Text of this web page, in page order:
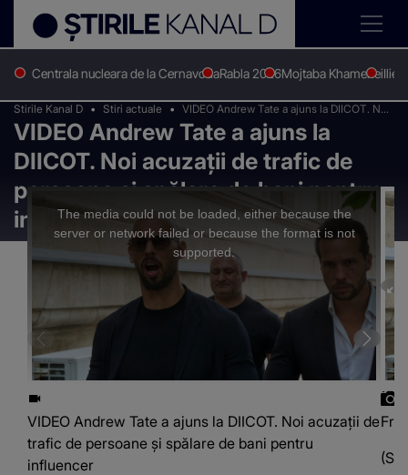
Centrala nucleara de la CernavodaRabla 2026Mojtaba KhameneiIlie
Stirile Kanal D Stiri actuale
VIDEO Andrew Tate a ajuns la DIICOT. Noi
acuzații de trafic de persoane și spălare de
bani pentru influencer
VIDEO Andrew Tate a ajuns la
DIICOT. Noi acuzații de trafic de
persoane și spălare de bani pentru
influencer
The media could not be loaded, either because the
server or network failed or because the format is not
supported.
VIDEO Andrew Tate a ajuns la DIICOT. Noi acuzații de
trafic de persoane și spălare de bani pentru
influencer